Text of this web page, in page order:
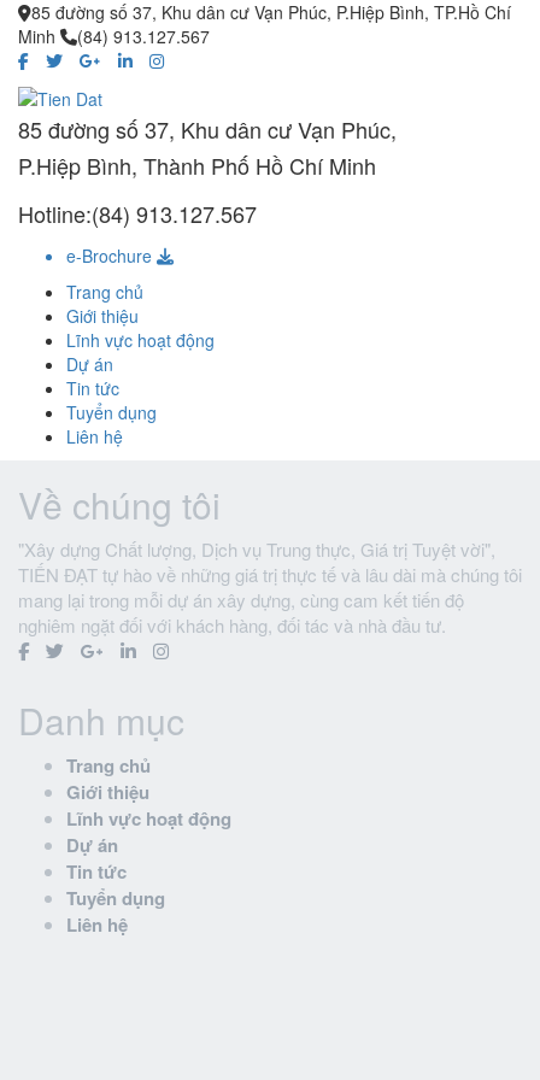
85 đường số 37, Khu dân cư Vạn Phúc, P.Hiệp Bình, TP.Hồ Chí
Minh
(84) 913.127.567
85 đường số 37, Khu dân cư Vạn Phúc,
P.Hiệp Bình, Thành Phố Hồ Chí Minh
Hotline:(84) 913.127.567
e-Brochure
Trang chủ
Giới thiệu
Lĩnh vực hoạt động
Dự án
Tin tức
Tuyển dụng
Liên hệ
Về chúng tôi
"Xây dựng Chất lượng, Dịch vụ Trung thực, Giá trị Tuyệt vời",
TIẾN ĐẠT tự hào về những giá trị thực tế và lâu dài mà chúng tôi
mang lại trong mỗi dự án xây dựng, cùng cam kết tiến độ
nghiêm ngặt đối với khách hàng, đối tác và nhà đầu tư.
Danh mục
Trang chủ
Giới thiệu
Lĩnh vực hoạt động
Dự án
Tin tức
Tuyển dụng
Liên hệ